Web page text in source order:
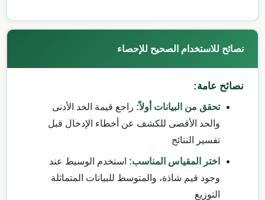
نصائح للاستخدام الصحيح للإحصاء
نصائح عامة:
تحقق من البيانات أولاً: راجع قيمة الحد الأدنى
والحد الأقصى للكشف عن أخطاء الإدخال قبل
تفسير النتائج
اختر المقياس المناسب: استخدم الوسيط عند
وجود قيم شاذة، والمتوسط للبيانات المتماثلة
التوزيع